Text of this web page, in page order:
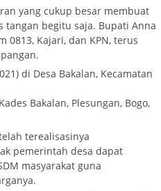
yang cukup besar membuat
tangan begitu saja. Bupati Anna
0813, Kajari, dan KPN, terus
di Desa Bakalan, Kecamatan
Bakalan, Plesungan, Bogo,
terealisasinya
pemerintah desa dapat
masyarakat guna